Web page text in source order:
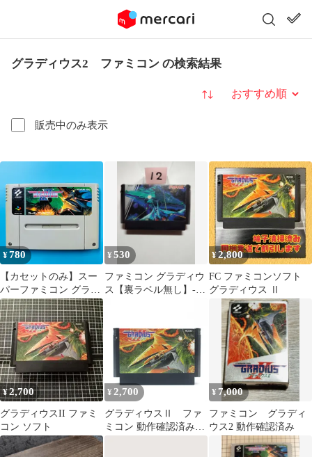
グラディウス2 ファミコン の検索結果
販売中のみ表示
並び替え
¥780
【カセットのみ】スー
パーファミコン グラデ
ィウスIII KONAMI コ
ナミ スーファミ SFC
¥530
ファミコン グラディウ
ス【裏ラベル無し】-C-
¥2,800
FC ファミコンソフト
グラディウス Ⅱ
¥2,700
グラディウスII ファミ
コン ソフト
¥ 2,700
グラディウスⅡ ファ
ミコン 動作確認済み
¥ 7,000
ファミコン グラディ
ウス2 動作確認済み